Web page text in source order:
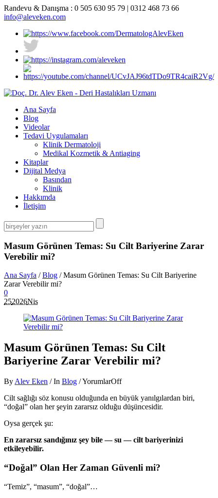
Randevu & Danışma : 0 505 630 95 79 | 0312 468 73 66
info@aleveken.com
Ana Sayfa
Blog
Videolar
Tedavi Uygulamaları
Klinik Dermatoloji
Medikal Kozmetik & Antiaging
Kitaplar
Dijital Medya
Basından
Klinik
Hakkımda
İletişim
Masum Görünen Temas: Su Cilt Bariyerine Zarar
Verebilir mi?
Ana Sayfa /Blog /Masum Görünen Temas: Su Cilt Bariyerine
Zarar Verebilir mi?
0
252026Nis
Masum Görünen Temas: Su Cilt
Bariyerine Zarar Verebilir mi?
By Alev Eken / In Blog /YorumlarOff
Cilt sağlığı söz konusu olduğunda en büyük yanılgılardan biri,
“doğal” olan her şeyin zararsız olduğu düşüncesidir.
Oysa gerçek şu:
En zararsız sandığınız şey bile — su — cilt bariyerinizi
etkileyebilir.
“Doğal” Olan Her Zaman Güvenli mi?
“Temiz”, “masum”, “doğal”…